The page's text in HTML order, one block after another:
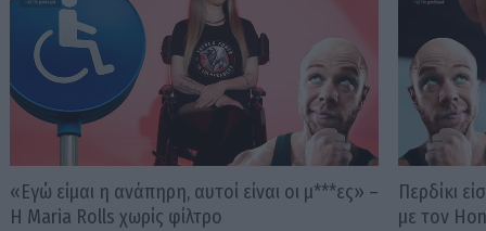
«Εγώ είμαι η ανάπηρη, αυτοί είναι οι μ***ες» –
Η Maria Rolls χωρίς φίλτρο
Περδίκι
με τον